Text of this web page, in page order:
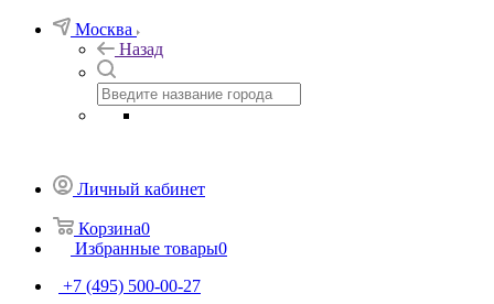
Москва
Назад
Личный кабинет
Корзина0
Избранные товары0
+7 (495) 500-00-27